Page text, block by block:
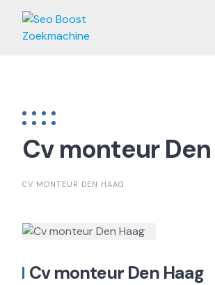
content
Cv monteur
CV MONTEUR DEN HAAG
Cv monteur Den Haag